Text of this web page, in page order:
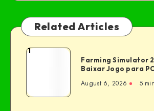
Related Articles
1
Farming Simulator
Baixar Jogo para
August 6, 2026 5